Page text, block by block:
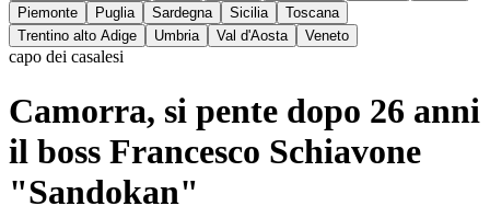
Piemonte
Puglia Sardegna Sicilia
Toscana
Trentino alto Adige
Umbria Val d'Aosta Veneto
capo dei casalesi
Camorra, si pente dopo 26 anni
il boss Francesco Schiavone
"Sandokan"